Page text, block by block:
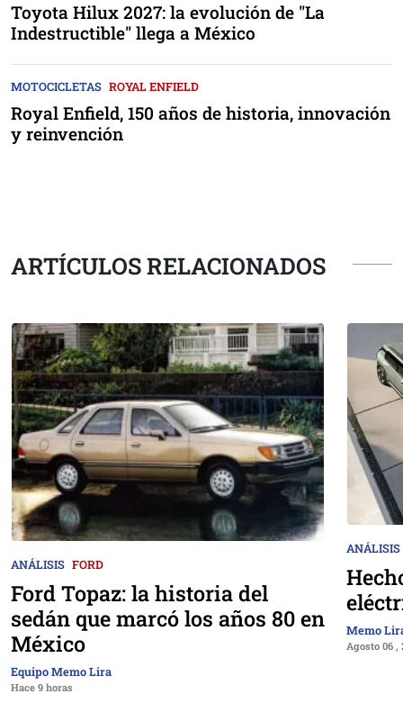
Toyota Hilux 2027: la evolución de "La
Indestructible" llega a México
MOTOCICLETAS ROYAL ENFIELD
Royal Enfield, 150 años de historia, innovación
y reinvención
ARTÍCULOS RELACIONADOS
ANÁLISIS FORD
Ford Topaz: la historia del
sedán que marcó los años 80 en
México
Equipo Memo Lira
Hace 9 horas
ANÁLISIS
Memo
Agosto 06 ,